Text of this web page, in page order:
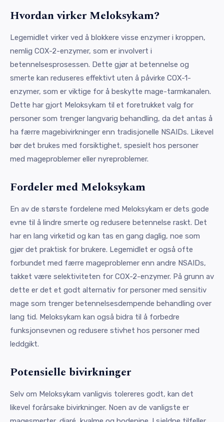
Hvordan virker Meloksykam?
Legemidlet virker ved å blokkere visse enzymer i kroppen,
nemlig COX-2-enzymer, som er involvert i
betennelsesprosessen. Dette gjør at betennelse og
smerte kan reduseres effektivt uten å påvirke COX-1-
enzymer, som er viktige for å beskytte mage-tarmkanalen.
Dette har gjort Meloksykam til et foretrukket valg for
personer som trenger langvarig behandling, da det antas å
ha færre magebivirkninger enn tradisjonelle NSAIDs. Likevel
bør det brukes med forsiktighet, spesielt hos personer
med mageproblemer eller nyreproblemer.
Fordeler med Meloksykam
En av de største fordelene med Meloksykam er dets gode
evne til å lindre smerte og redusere betennelse raskt. Det
har en lang virketid og kan tas en gang daglig, noe som
gjør det praktisk for brukere. Legemidlet er også ofte
forbundet med færre mageproblemer enn andre NSAIDs,
takket være selektiviteten for COX-2-enzymer. På grunn av
dette er det et godt alternativ for personer med sensitiv
mage som trenger betennelsesdempende behandling over
lang tid. Meloksykam kan også bidra til å forbedre
funksjonsevnen og redusere stivhet hos personer med
leddgikt.
Potensielle bivirkninger
Selv om Meloksykam vanligvis tolereres godt, kan det
likevel forårsake bivirkninger. Noen av de vanligste er